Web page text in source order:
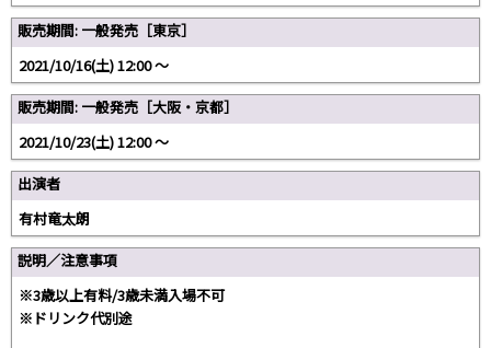
販売期間: 一般発売［東京］
2021/10/16(土) 12:00 〜
販売期間: 一般発売［大阪・京都］
2021/10/23(土) 12:00 〜
出演者
有村竜太朗
説明／注意事項
※3歳以上有料/3歳未満入場不可
※ドリンク代別途